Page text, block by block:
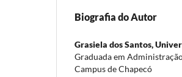
Biografia do Autor
Grasiela dos Santos,
Graduada em
Campus de Chapecó